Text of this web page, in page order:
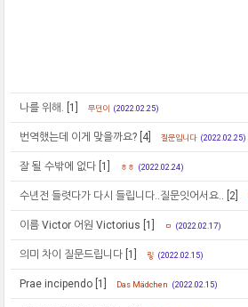
나를 위해. [1] 무던이 (2022.02.25)
번역했는데 이게 맞을까요? [4] 질문입니다 (2022.02.25)
잘 될 수밖에 없다 [1] ㅎㅎ (2022.02.24)
수년전 들렷다가 다시 들립니다..질문잇어서요.. [2]
이름 Victor 어원 Victorius [1] ㅁ (2022.02.17)
의미 차이 질문드립니다 [1] 맇 (2022.02.15)
Prae incipendo [1] Das Mädchen (2022.02.15)